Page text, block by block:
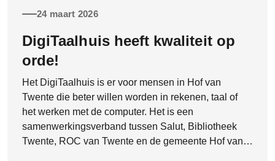
24 maart 2026
DigiTaalhuis heeft kwaliteit op
orde!
Het DigiTaalhuis is er voor mensen in Hof van
Twente die beter willen worden in rekenen, taal of
het werken met de computer. Het is een
samenwerkingsverband tussen Salut, Bibliotheek
Twente, ROC van Twente en de gemeente Hof van